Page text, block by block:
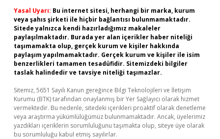
Yasal Uyarı: Bu internet sitesi, herhangi bir marka, kurum
veya şahıs şirketi ile hiçbir bağlantısı bulunmamaktadır.
Sitede yalnızca kendi hazırladığımız makaleler
paylaşılmaktadır. Burada yer alan içerikler haber niteliği
taşımamakta olup, gerçek kurum ve kişiler hakkında
paylaşım yapılmamaktadır. Gerçek kurum ve kişiler ile isim
benzerlikleri tamamen tesadüfidir. Sitemizdeki bilgiler
taslak halindedir ve tavsiye niteliği taşımazlar.
Sitemiz, 5651 Sayılı Kanun gereğince Bilgi Teknolojileri ve İletişim
Kurumu (BTK) tarafından onaylanmış bir Yer Sağlayıcı olarak hizmet
vermektedir. Bu nedenle, sitedeki içerikleri proaktif olarak denetleme
veya araştırma yükümlülüğümüz bulunmamaktadır. Ancak, üyelerimiz
yazdıkları içeriklerin sorumluluğunu taşımakta olup, siteye üye olarak
bu sorumluluğu kabul etmiş sayılırlar.